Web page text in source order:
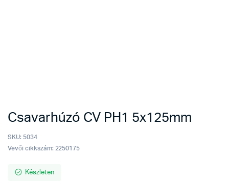
Csavarhúzó CV PH1 5x125mm
SKU: 5034
Vevői cikkszám: 2250175
Készleten